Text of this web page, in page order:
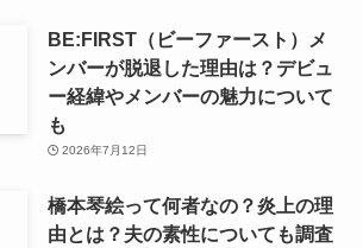
BE:FIRST（ビーファースト）メ
ンバーが脱退した理由は？デビュ
ー経緯やメンバーの魅力について
も
2026年7月12日
橋本琴絵って何者なの？炎上の理
由とは？夫の素性についても調査